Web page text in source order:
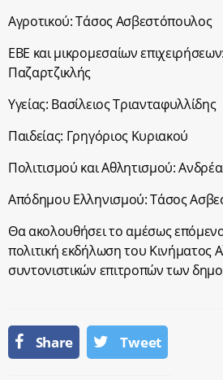
Αγροτικού: Τάσος Ασβεστόπουλος
ΕΒΕ και μικρομεσαίων
Παζαρτζικλής
Υγείας: Βασίλειος Τριανταφυλλίδης
Παιδείας: Γρηγόριος Κυριακού
Πολιτισμού και Αθλητισμού:
Απόδημου Ελληνισμού: Τάσος
Θα ακολουθήσει το αμέσως
πολιτική εκδήλωση του Κινήματος
συντονιστικών επιτροπών των
Share Tweet